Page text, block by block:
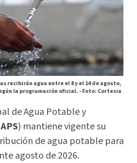
recibirán agua entre el 8 y el 14 de agosto,
la programación oficial. -Foto: Cortesia
de Agua Potable y
) mantiene vigente su
de agua potable para
agosto de 2026.